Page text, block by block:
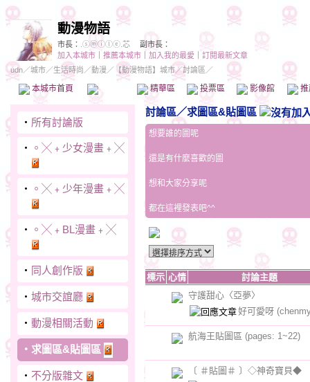
動漫物語
市長： .ⓢⓜⓘⓛⓔ.芯
副市長：
加入本城市
推薦本城市 加入我的最愛
訂閱最新文章
udn／城市／生活時尚 ／動漫 ／ 【動漫物語】城市／討論區／
本城市首頁 精華區 投票區 影像館
‧ 所有討論版
‧ 。╳﹢少女漫畫﹢╳
‧ 。╳﹢少年漫畫﹢╳
‧ 。╳﹢BL漫畫﹢╳
‧ 同人創作版
‧ 城市交誼廳
‧ 動漫相關活動
‧ 求圖區&貼圖區
‧ 不分版雜文
討論區／求圖區&貼圖區
想要誰的圖呢
還是有什麼喜歡的圖
想和大家分享呢
都在這裡發表吧^^
標示 心情
討論主題
守護甜心〈亞夢〉
好可愛呀
航海王貼圖區 (pages: 1~22)
〔 ＃貼圖＃ 〕◇神奇寶貝◆